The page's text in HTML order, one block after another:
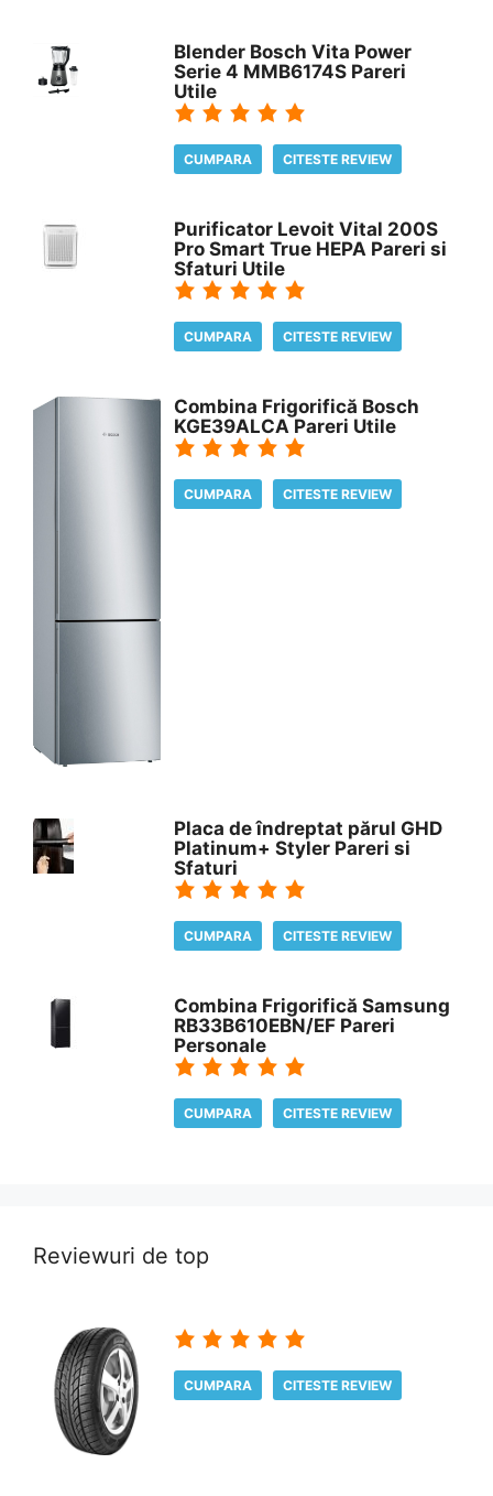
Blender Bosch Vita Power
Serie 4 MMB6174S Pareri
Utile
CUMPARA CITESTE REVIEW
Purificator Levoit Vital 200S
Pro Smart True HEPA Pareri si
Sfaturi Utile
CUMPARA CITESTE REVIEW
Combina Frigorifică Bosch
KGE39ALCA Pareri Utile
CUMPARA CITESTE REVIEW
Placa de îndreptat părul GHD
Platinum+ Styler Pareri si
Sfaturi
CUMPARA CITESTE REVIEW
Combina Frigorifică Samsung
RB33B610EBN/EF Pareri
Personale
CUMPARA CITESTE REVIEW
Reviewuri de top
CUMPARA CITESTE REVIEW